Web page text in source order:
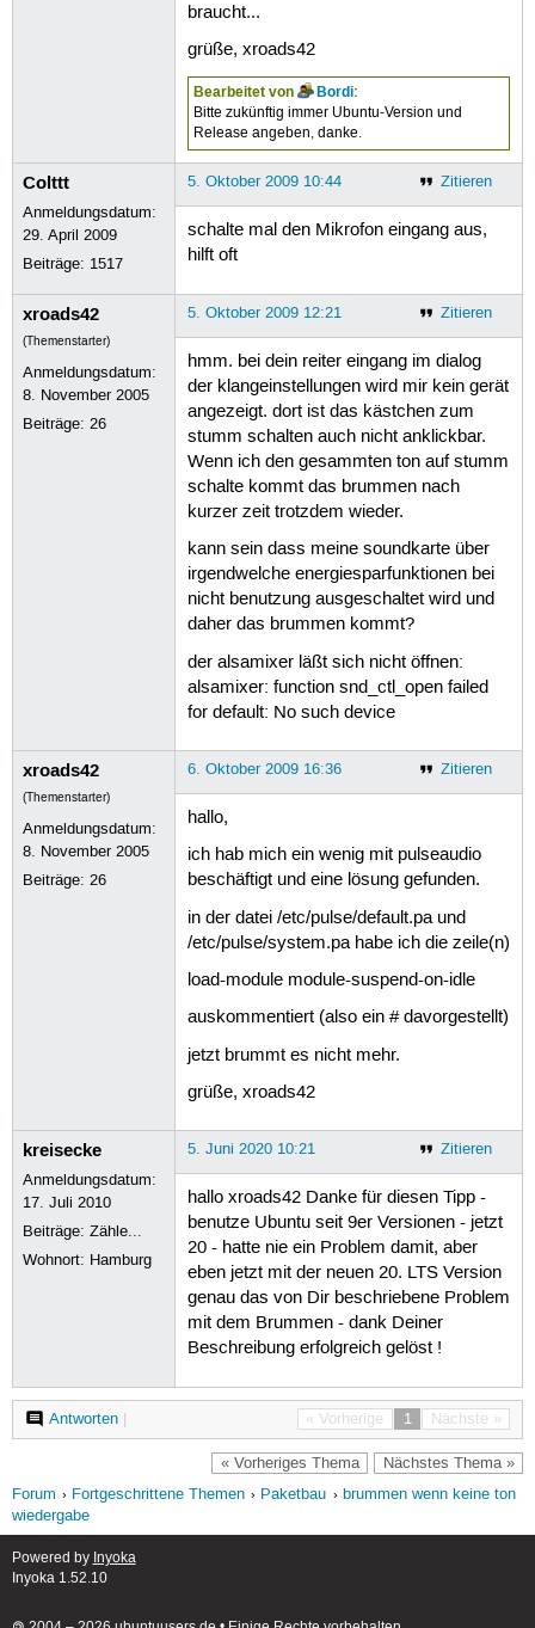
braucht...
grüße, xroads42
Bearbeitet von Bordi:
Bitte zukünftig immer Ubuntu-Version und
Release angeben, danke.
Colttt
Anmeldungsdatum:
29. April 2009
Beiträge: 1517
Zitieren
5. Oktober 2009 10:44
schalte mal den Mikrofon eingang aus,
hilft oft
xroads42
(Themenstarter)
Anmeldungsdatum:
8. November 2005
Beiträge:26
Zitieren
5. Oktober 2009 12:21
hmm. bei dein reiter eingang im dialog
der klangeinstellungen wird mir kein gerät
angezeigt. dort ist das kästchen zum
stumm schalten auch nicht anklickbar.
Wenn ich den gesammten ton auf stumm
schalte kommt das brummen nach
kurzer zeit trotzdem wieder.
kann sein dass meine soundkarte über
irgendwelche energiesparfunktionen bei
nicht benutzung ausgeschaltet wird und
daher das brummen kommt?
der alsamixer läßt sich nicht öffnen:
alsamixer: function snd_ctl_open failed
for default: No such device
xroads42
(Themenstarter)
Anmeldungsdatum:
8. November 2005
Beiträge:26
Zitieren
6. Oktober 2009 16:36
hallo,
ich hab mich ein wenig mit pulseaudio
beschäftigt und eine lösung gefunden.
in der datei /etc/pulse/default.pa und
/etc/pulse/system.pa habe ich die zeile(n)
load-module module-suspend-on-idle
auskommentiert (also ein # davorgestellt)
jetzt brummt es nicht mehr.
grüße, xroads42
kreisecke
Anmeldungsdatum:
17. Juli 2010
Beiträge:Zähle...
Wohnort: Hamburg
Zitieren
5. Juni 2020 10:21
hallo xroads42 Danke für diesen Tipp -
benutze Ubuntu seit 9er Versionen - jetzt
20 - hatte nie ein Problem damit, aber
eben jetzt mit der neuen 20. LTS Version
genau das von Dir beschriebene Problem
mit dem Brummen - dank Deiner
Beschreibung erfolgreich gelöst !
« Vorherige 1 Nächste »
Antworten|
« Vorheriges Thema Nächstes Thema »
Forum Fortgeschrittene Themen Paketbau
brummen wenn keine ton
wiedergabe
Powered by Inyoka
Inyoka 1.52.10